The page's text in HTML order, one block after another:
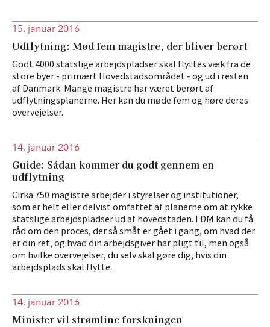
15. januar 2016
Udflytning: Mød fem magistre, der bliver berørt
Godt 4000 statslige arbejdspladser skal flyttes væk fra de
store byer - primært Hovedstadsområdet - og ud i resten
af Danmark. Mange magistre har været berørt af
udflytningsplanerne. Her kan du møde fem og høre deres
overvejelser.
14. januar 2016
Guide: Sådan kommer du godt gennem en
udflytning
Cirka 750 magistre arbejder i styrelser og institutioner,
som er helt eller delvist omfattet af planerne om at rykke
statslige arbejdspladser ud af hovedstaden. I DM kan du få
råd om den proces, der så småt er gået i gang, om hvad der
er din ret, og hvad din arbejdsgiver har pligt til, men også
om hvilke overvejelser, du selv skal gøre dig, hvis din
arbejdsplads skal flytte.
14. januar 2016
Minister vil strømline forskningen